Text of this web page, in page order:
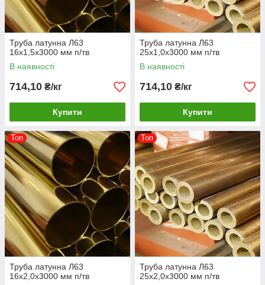
Труба латунна Л63
16х1,5х3000 мм п/тв
В наявності
714,10 ₴/кг
Купити
Труба латунна Л63
25х1,0х3000 мм п/тв
В наявності
714,10 ₴/кг
Купити
Топ
Труба латунна Л63
16х2,0х3000 мм п/тв
Топ
Труба латунна Л63
25х2,0х3000 мм п/тв